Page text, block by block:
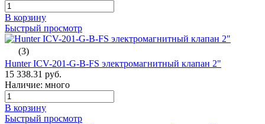
В корзину
Быстрый просмотр
(3)
Hunter ICV-201-G-B-FS электромагнитный клапан 2"
15 338.31 руб.
Наличие: много
В корзину
Быстрый просмотр